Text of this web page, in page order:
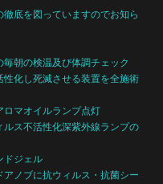
底を図っていますのでお知ら
毎朝の検温及び体調チェック
性化し死滅させる装置を全施術
ロマオイルランプ点灯
ルス不活性化深紫外線ランプの
ドジェル
アノブに抗ウィルス・抗菌シー